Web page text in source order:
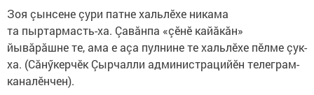
Зоя çынсене çури патне хальлӗхе никама
та пыртармасть-ха. Çавăнпа «çӗнӗ кайăкăн»
йывăрăшне те, ама е аçа пулнине те хальлӗхе пӗлме çук-
ха. (Сăнӳкерчӗк Çырчалли администрацийӗн телеграм-
каналӗнчен).